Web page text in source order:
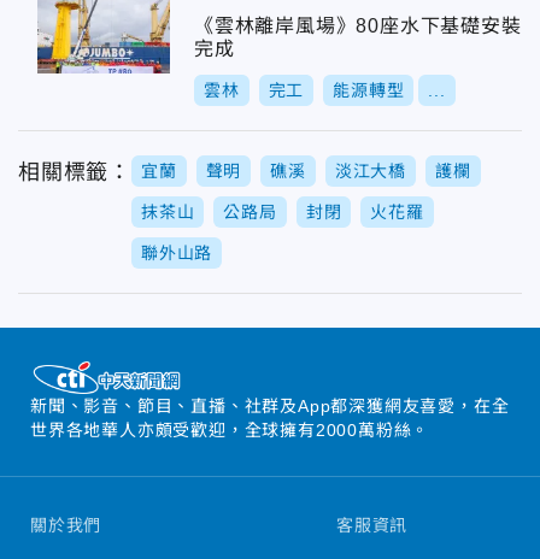
《雲林離岸風場》80座水下基礎安裝
完成
雲林 完工 能源轉型
相關標籤： 宜蘭 聲明 礁溪 淡江大橋 護欄
抹茶山 公路局 封閉 火花羅
聯外山路
新聞、影音、節目、直播、社群及App都深獲網友喜愛，在全
世界各地華人亦頗受歡迎，全球擁有2000萬粉絲。
關於我們 客服資訊